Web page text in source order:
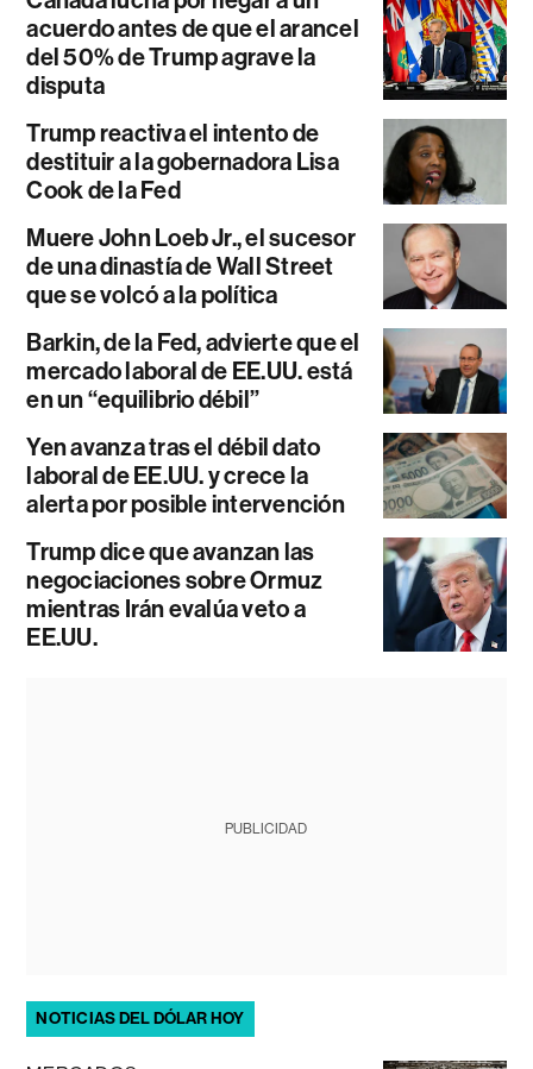
acuerdo antes de que el arancel
del 50% de Trump agrave la
disputa
Trump reactiva el intento de
destituir a la gobernadora Lisa
Cook de la Fed
Muere John Loeb Jr., el sucesor
de una dinastía de Wall Street
que se volcó a la política
Barkin, de la Fed, advierte que el
mercado laboral de EE.UU. está
en un “equilibrio débil”
Yen avanza tras el débil dato
laboral de EE.UU. y crece la
alerta por posible intervención
Trump dice que avanzan las
negociaciones sobre Ormuz
mientras Irán evalúa veto a
EE.UU.
PUBLICIDAD
NOTICIAS DEL DÓLAR HOY